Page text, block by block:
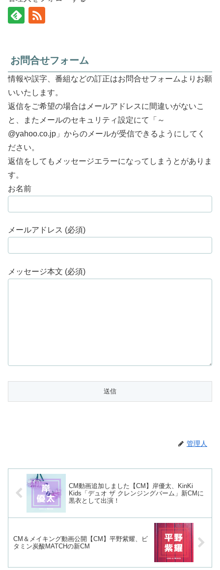
お問合せフォーム
情報や誤字、番組などの訂正はお問合せフォームよりお願
いいたします。
返信をご希望の場合はメールアドレスに間違いがないこ
と、またメールのセキュリティ設定にて「～
@yahoo.co.jp」からのメールが受信できるようにしてく
ださい。
返信をしてもメッセージエラーになってしまうとがありま
す。
お名前
メールアドレス (必須)
メッセージ本文 (必須)
管理人
CM動画追加しました【CM】岸優太、KinKi
Kids「デュオ ザ クレンジングバーム」新CMに
黒衣として出演！
CM＆メイキング動画公開【CM】平野紫耀、ビ
タミン炭酸MATCHの新CM